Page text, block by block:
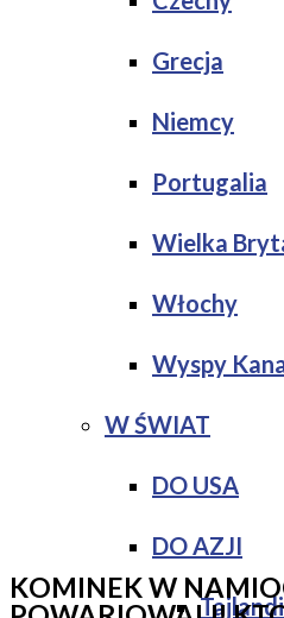
Grecja
Niemcy
Portugalia
Wielka
Włochy
Wyspy
W ŚWIAT
DO USA
DO AZJI
KOMINEK W